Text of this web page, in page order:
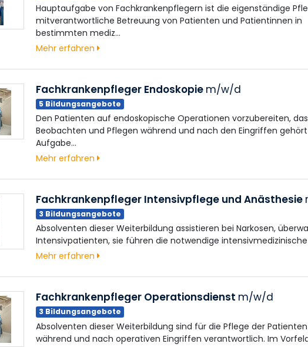
Hauptaufgabe von Fachkrankenpflegern ist die eigenständige
mitverantwortliche Betreuung von Patienten und Patientinnen in
bestimmten mediz…
Mehr erfahren
Fachkrankenpfleger Endoskopie m/w/d
5 Bildungsangebote
Den Patienten auf endoskopische Operationen vorzubereiten, das
Beobachten und Pflegen während und nach den Eingriffen
Aufgabe…
Mehr erfahren
Fachkrankenpfleger Intensivpflege und Anästhesie
3 Bildungsangebote
Absolventen dieser Weiterbildung assistieren bei Narkosen,
Intensivpatienten, sie führen die notwendige
Mehr erfahren
Fachkrankenpfleger Operationsdienst m/w/d
3 Bildungsangebote
Absolventen dieser Weiterbildung sind für die Pflege der
während und nach operativen Eingriffen verantwortlich. Im